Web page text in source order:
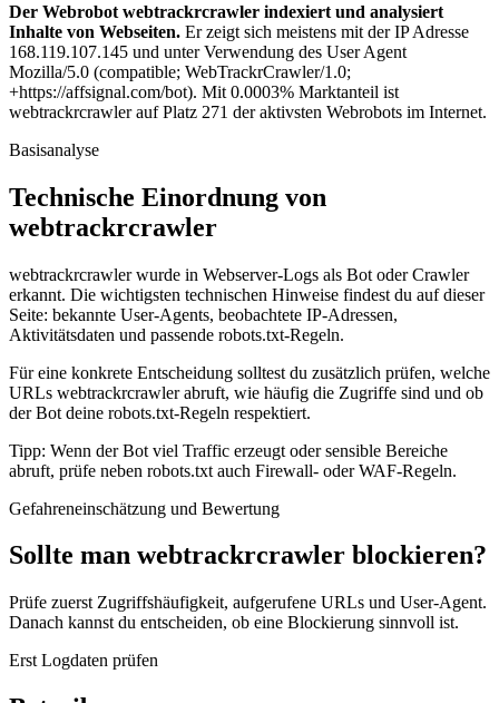
Der Webrobot webtrackrcrawler indexiert und analysiert
Inhalte von Webseiten. Er zeigt sich meistens mit der IP Adresse
168.119.107.145 und unter Verwendung des User Agent
Mozilla/5.0 (compatible; WebTrackrCrawler/1.0;
+https://affsignal.com/bot). Mit 0.0003% Marktanteil ist
webtrackrcrawler auf Platz 271 der aktivsten Webrobots im Internet.
Basisanalyse
Technische Einordnung von
webtrackrcrawler
webtrackrcrawler wurde in Webserver-Logs als Bot oder Crawler
erkannt. Die wichtigsten technischen Hinweise findest du auf dieser
Seite: bekannte User-Agents, beobachtete IP-Adressen,
Aktivitätsdaten und passende robots.txt-Regeln.
Für eine konkrete Entscheidung solltest du zusätzlich prüfen, welche
URLs webtrackrcrawler abruft, wie häufig die Zugriffe sind und ob
der Bot deine robots.txt-Regeln respektiert.
Tipp: Wenn der Bot viel Traffic erzeugt oder sensible Bereiche
abruft, prüfe neben robots.txt auch Firewall- oder WAF-Regeln.
Gefahreneinschätzung und Bewertung
Sollte man webtrackrcrawler blockieren?
Prüfe zuerst Zugriffshäufigkeit, aufgerufene URLs und User-Agent.
Danach kannst du entscheiden, ob eine Blockierung sinnvoll ist.
Erst Logdaten prüfen